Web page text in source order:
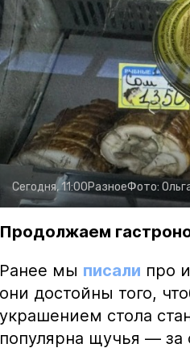
Сегодня, 11:00РазноеФото:
Продолжаем
Ранее мы писали про
они достойны того,
украшением стола
популярна щучья — за